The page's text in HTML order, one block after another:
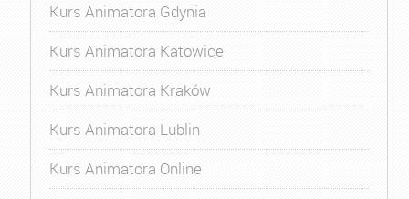
Kurs Animatora Gdynia
Kurs Animatora Katowice
Kurs Animatora Kraków
Kurs Animatora Lublin
Kurs Animatora Online